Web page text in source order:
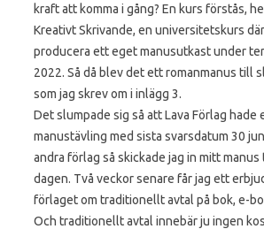
kraft att komma i gång? En kurs förstås,
Kreativt Skrivande, en universitetskurs
producera ett eget manusutkast under
2022. Så då blev det ett romanmanus till
som jag skrev om i inlägg 3.
Det slumpade sig så att Lava Förlag hade
manustävling med sista svarsdatum 30
andra förlag så skickade jag in mitt manus
dagen. Två veckor senare får jag ett
förlaget om traditionellt avtal på bok, e-
Och traditionellt avtal innebär ju ingen